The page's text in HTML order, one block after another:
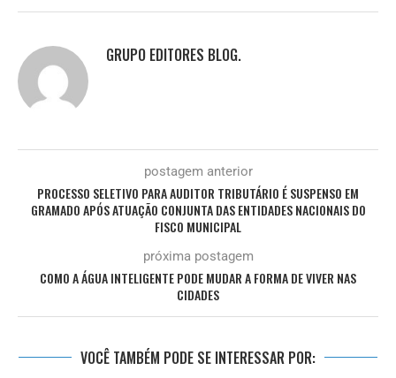
GRUPO EDITORES BLOG.
postagem anterior
PROCESSO SELETIVO PARA AUDITOR TRIBUTÁRIO É SUSPENSO EM
GRAMADO APÓS ATUAÇÃO CONJUNTA DAS ENTIDADES NACIONAIS DO
FISCO MUNICIPAL
próxima postagem
COMO A ÁGUA INTELIGENTE PODE MUDAR A FORMA DE VIVER NAS
CIDADES
VOCÊ TAMBÉM PODE SE INTERESSAR POR: